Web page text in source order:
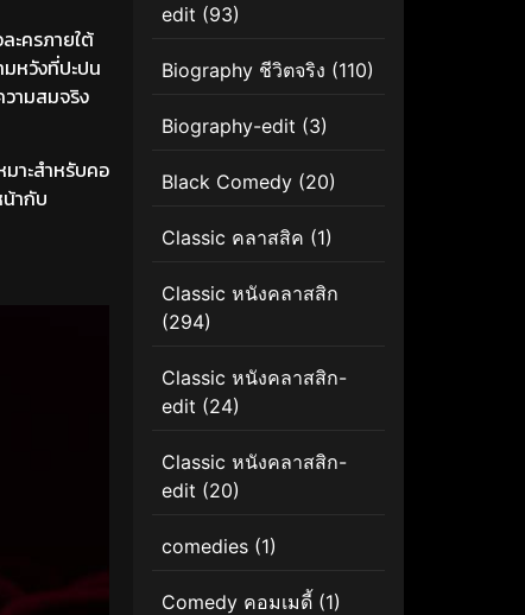
ะครภายใต้
หวังที่ปะปน
ามสมจริง
าะสำหรับคอ
ากับ
edit (93)
Biography ชีวิตจริง (110)
Biography-edit (3)
Black Comedy (20)
Classic คลาสสิค (1)
Classic หนังคลาสสิก
(294)
Classic หนังคลาสสิก-
edit (24)
Classic หนังคลาสสิก-
edit (20)
comedies (1)
Comedy คอมเมดี้ (1)